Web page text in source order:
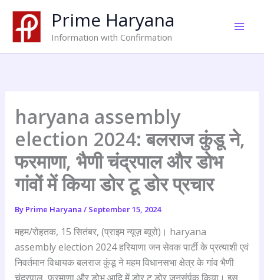
content
Prime Haryana
Information with Confirmation
haryana assembly
election 2024: बलराज कुंडू ने,
फरमाणा, भैणी चंद्रपाल और डोभ
गांवों में किया डोर टू डोर प्रचार
By Prime Haryana / September 15, 2024
महम/रोहतक, 15 सितंबर, (प्राइम न्यूज़ ब्यूरो)। haryana
assembly election 2024 हरियाणा जन सेवक पार्टी के प्रत्याशी एवं
निवर्तमान विधायक बलराज कुंडू ने महम विधानसभा क्षेत्र के गांव भैणी